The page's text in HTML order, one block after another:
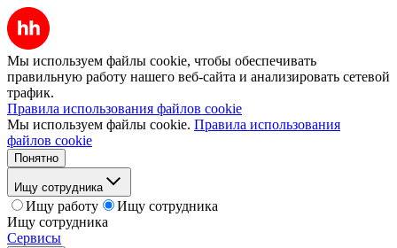
Мы используем файлы cookie, чтобы обеспечивать
правильную работу нашего веб-сайта и анализировать сетевой
трафик.
Правила использования файлов cookie
Мы используем файлы cookie. Правила использования
файлов cookie
Понятно
Ищу сотрудника
Ищу работу
Ищу сотрудника
Ищу сотрудника
Сервисы